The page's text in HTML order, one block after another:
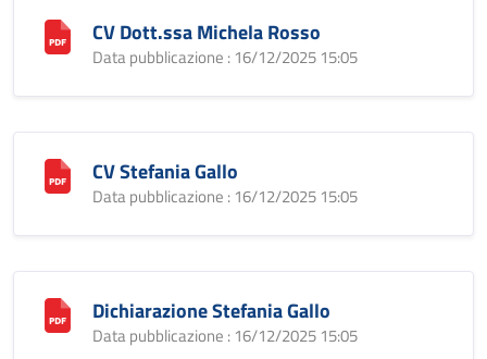
CV Dott.ssa Michela Rosso
Data pubblicazione : 16/12/2025 15:05
CV Stefania Gallo
Data pubblicazione : 16/12/2025 15:05
Dichiarazione Stefania Gallo
Data pubblicazione : 16/12/2025 15:05